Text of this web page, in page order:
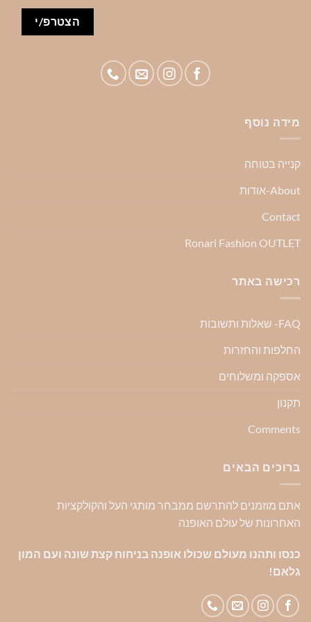
מידה נוסף
קנייה בטוחה
About-אודות
Contact
Ronari Fashion OUTLET
רכישה באתר
FAQ- שאלות ותשובות
החלפות והחזרות
אספקה ומשלוחים
תקנון
Comments
ברוכים הבאים
אתם מוזמנים להתרשם ממבחר מותגי העל והקולקציות
האחרונות של עולם האופנה
כנסו ותהנו מעולם שכולו אופנה בניחוח קצת שונה ועם המון
גלאם!